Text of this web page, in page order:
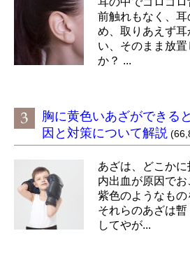
前触れもなく、
め、取りあえず
い、そのまま放
か？ ...
胸に黄色いあざができる
因と対策について解説
あざは、どこか
内出血が原因で
紫色のようなもの
それらのあざは
してやが...